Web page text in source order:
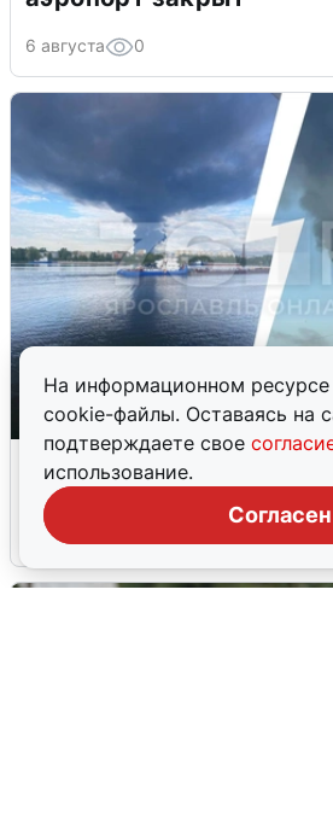
На информационном
cookie-файлы. Оставаясь на
подтверждаете свое
использование.
Согласен
6 августа 0
Ночная атака БПЛА на
попадания и
6 августа